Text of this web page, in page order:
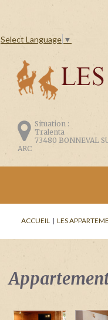
Select Language ▼
Situation :
Tralenta
73480 BONNEVAL
ARC
ACCUEIL | LES